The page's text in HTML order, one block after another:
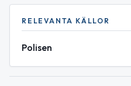
RELEVANTA KÄLLOR
Polisen